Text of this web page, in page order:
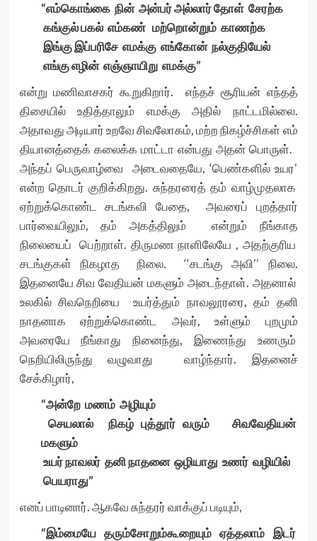
“எம்கொங்கை நின் அன்பர் அல்லார் தோள் சேரற்க
கங்குல் பகல் எம்கண் மற்றொன்றும் காணற்க
இங்கு இப்பரிசே எமக்கு எங்கோன் நல்குதியேல்
எங்கு எழின் எஞ்ஞாயிறு எமக்கு”
என்று மணிவாசகர் கூறுகிறார். எந்தச் சூரியன் எந்தத்
திசையில் உதித்தாலும் எமக்கு அதில் நாட்டமில்லை.
அதாவது அடியார் உறவே சிவலோகம், மற்ற நிகழ்ச்சிகள் எம்
தியானத்தைக் கலைக்க மாட்டா என்பது அதன் பொருள்.
அந்தப் பெருவாழ்வை அடைவதையே, ‘பெண்களில் உயர’
என்ற தொடர் குறிக்கிறது. சுந்தரரைத் தம் வாழ்முதலாக
ஏற்றுக்கொண்ட சடங்கவி பேதை, அவரைப் புறத்தார்
பார்வையிலும், தம் அகத்திலும் என்றும் நீங்காத
நிலையைப் பெற்றாள். திருமண நாளிலேயே , அதற்குரிய
சடங்குகள் நிகழாத நிலை. ‘‘சடங்கு அவி’’ நிலை.
இதனையே சிவ வேதியன் மகளும் அடைந்தாள். அதனால்
உலகில் சிவநெறியை உயர்த்தும் நாவலூரரை, தம் தனி
நாதனாக ஏற்றுக்கொண்ட அவர், உள்ளும் புறமும்
அவரையே நீங்காது நினைந்து, இணைந்து உணரும்
நெறியிலிருந்து வழுவாது வாழ்ந்தார். இதனைச்
சேக்கிழார்,
“அன்றே மணம் அழியும்
செயலால் நிகழ் புத்தூர் வரும் சிவவேதியன்
மகளும்
உயர் நாவலர் தனி நாதனை ஒழியாது உணர் வழியில்
பெயராது”
எனப் பாடினார். ஆகவே சுந்தரர் வாக்குப் படியும்,
“இம்மையே தரும்சோறும்கூறையும் ஏத்தலாம் இடர்